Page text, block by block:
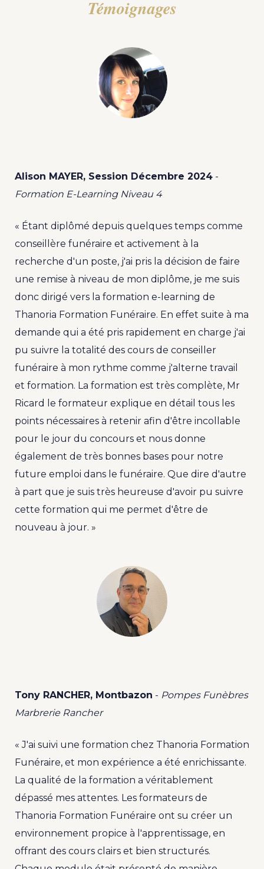
Témoignages
Alison MAYER, Session Décembre 2024 -
Formation E-Learning Niveau 4
« Étant diplômé depuis quelques temps comme
conseillère funéraire et activement à la
recherche d'un poste, j'ai pris la décision de faire
une remise à niveau de mon diplôme, je me suis
donc dirigé vers la formation e-learning de
Thanoria Formation Funéraire. En effet suite à ma
demande qui a été pris rapidement en charge j'ai
pu suivre la totalité des cours de conseiller
funéraire à mon rythme comme j'alterne travail
et formation. La formation est très complète, Mr
Ricard le formateur explique en détail tous les
points nécessaires à retenir afin d'être incollable
pour le jour du concours et nous donne
également de très bonnes bases pour notre
future emploi dans le funéraire. Que dire d'autre
à part que je suis très heureuse d'avoir pu suivre
cette formation qui me permet d'être de
nouveau à jour. »
Tony RANCHER, Montbazon - Pompes Funèbres
Marbrerie Rancher
« J'ai suivi une formation chez Thanoria Formation
Funéraire, et mon expérience a été enrichissante.
La qualité de la formation a véritablement
dépassé mes attentes. Les formateurs de
Thanoria Formation Funéraire ont su créer un
environnement propice à l'apprentissage, en
offrant des cours clairs et bien structurés.